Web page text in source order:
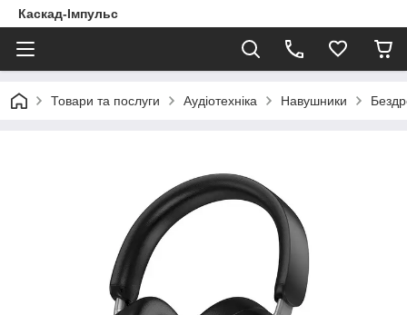
Каскад-Імпульс
Товари та послуги Аудіотехніка Навушники